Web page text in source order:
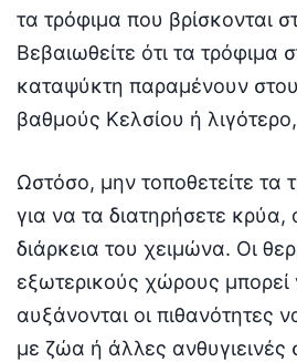
τα τρόφιμα που βρίσκονται
Βεβαιωθείτε ότι τα τρόφιμα
καταψύκτη παραμένουν
βαθμούς Κελσίου ή λιγότερο,
Ωστόσο, μην τοποθετείτε τα
για να τα διατηρήσετε
διάρκεια του χειμώνα. Οι
εξωτερικούς χώρους μπορεί
αυξάνονται οι πιθανότητες
με ζώα ή άλλες ανθυγιεινές